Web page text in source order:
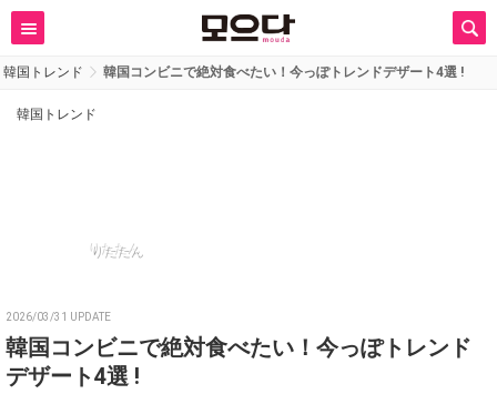
韓国トレンド 韓国コンビニで絶対食べたい！今っぽトレンドデザート4選 !
韓国トレンド
りたたん
2026/03/31 UPDATE
韓国コンビニで絶対食べたい！今っぽトレンド
デザート4選 !